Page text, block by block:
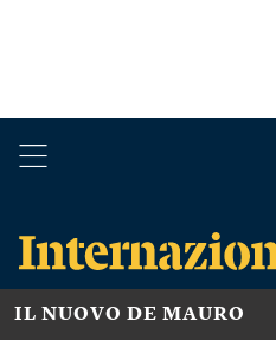
IL NUOVO DE MAURO